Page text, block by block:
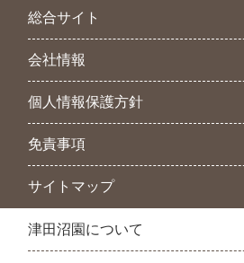
総合サイト
会社情報
個人情報保護方針
免責事項
サイトマップ
津田沼園について